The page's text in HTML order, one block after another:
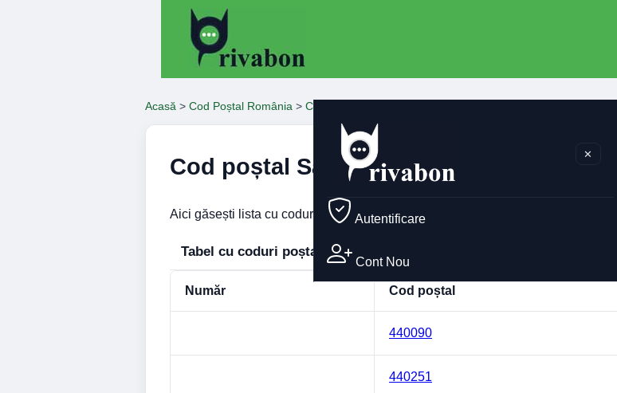
✕
Autentificare
Cont Nou
Acasă > Cod Poștal România > Coduri Poștale Satu-Mare
Cod poștal Satu-mare
Aici găsești lista cu coduri poștale pentruSatu-mare
Tabel cu coduri poștale – Satu-mare
Număr Cod poștal
440090
440251